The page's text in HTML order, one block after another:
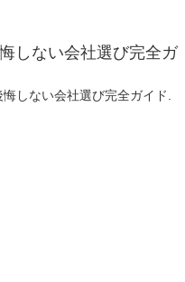
しない会社選び完全ガ
しない会社選び完全ガイド.